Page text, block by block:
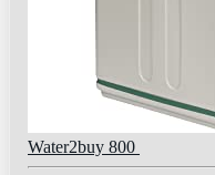
Water2buy 800